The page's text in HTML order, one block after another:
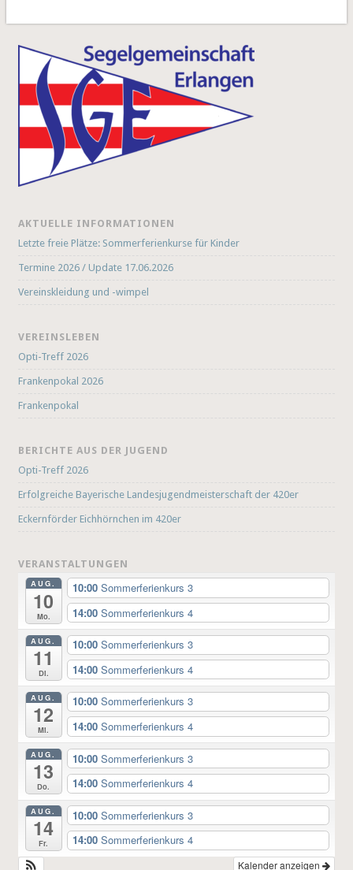
AKTUELLE INFORMATIONEN
Letzte freie Plätze: Sommerferienkurse für Kinder
Termine 2026 / Update 17.06.2026
Vereinskleidung und -wimpel
VEREINSLEBEN
Opti-Treff 2026
Frankenpokal 2026
Frankenpokal
BERICHTE AUS DER JUGEND
Opti-Treff 2026
Erfolgreiche Bayerische Landesjugendmeisterschaft der 420er
Eckernförder Eichhörnchen im 420er
VERANSTALTUNGEN
AUG.
10
Mo.
10:00 Sommerferienkurs 3
14:00 Sommerferienkurs 4
AUG.
11
Di.
10:00 Sommerferienkurs 3
14:00 Sommerferienkurs 4
AUG.
12
Mi.
10:00 Sommerferienkurs 3
14:00 Sommerferienkurs 4
AUG.
13
Do.
10:00 Sommerferienkurs 3
14:00 Sommerferienkurs 4
AUG.
14
Fr.
10:00 Sommerferienkurs 3
14:00 Sommerferienkurs 4
Kalender anzeigen